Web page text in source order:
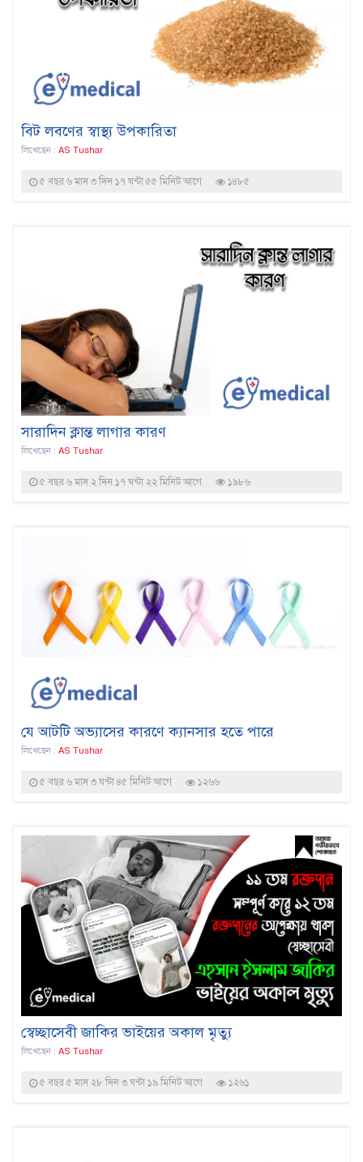
বিট লবণের স্বাস্থ্য উপকারিতা
লিখেছেন : AS Tushar
৫ বছর ৬ মাস ৩ দিন ১৭ ঘন্টা ৫৫ মিনিট আগে ১৪৮৫
সারাদিন ক্লান্ত লাগার কারণ
লিখেছেন : AS Tushar
৫ বছর ৬ মাস ২ দিন ১৭ ঘন্টা ২২ মিনিট আগে ১৯৮৬
যে আটটি অভ্যাসের কারণে ক্যানসার হতে পারে
লিখেছেন : AS Tushar
৫ বছর ৬ মাস ৩ ঘন্টা ৪৫ মিনিট আগে ১২৬৬
স্বেচ্ছাসেবী জাকির ভাইয়ের অকাল মৃত্যু
লিখেছেন : AS Tushar
৫ বছর ৫ মাস ২৮ দিন ৩ ঘন্টা ১৯ মিনিট আগে ১২৬১